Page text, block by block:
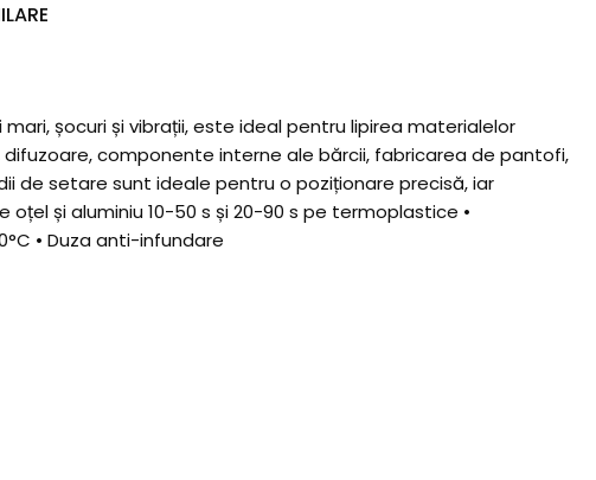
șocuri și vibrații, este ideal pentru lipirea materialelor
componente interne ale bărcii, fabricarea de pantofi,
de setare sunt ideale pentru o poziționare precisă, iar
oțel și aluminiu 10-50 s și 20-90 s pe termoplastice •
• Duza anti-infundare